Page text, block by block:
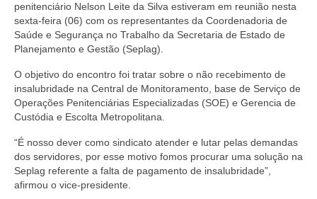
Tabela Salarial do Sistema Penitenciário
Serviços prestados pelo Sindicato dos
Filie-se
Notícias Gerais
Artigos
Esportes
penitenciário Nelson Leite da Silva estiveram em reunião nesta
sexta-feira (06) com os representantes da Coordenadoria de
Saúde e Segurança no Trabalho da Secretaria de Estado de
Planejamento e Gestão (Seplag).
O objetivo do encontro foi tratar sobre o não recebimento de
insalubridade na Central de Monitoramento, base de Serviço de
Operações Penitenciárias Especializadas (SOE) e Gerencia de
Custódia e Escolta Metropolitana.
“É nosso dever como sindicato atender e lutar pelas demandas
dos servidores, por esse motivo fomos procurar uma solução na
Seplag referente a falta de pagamento de insalubridade”,
afirmou o vice-presidente.